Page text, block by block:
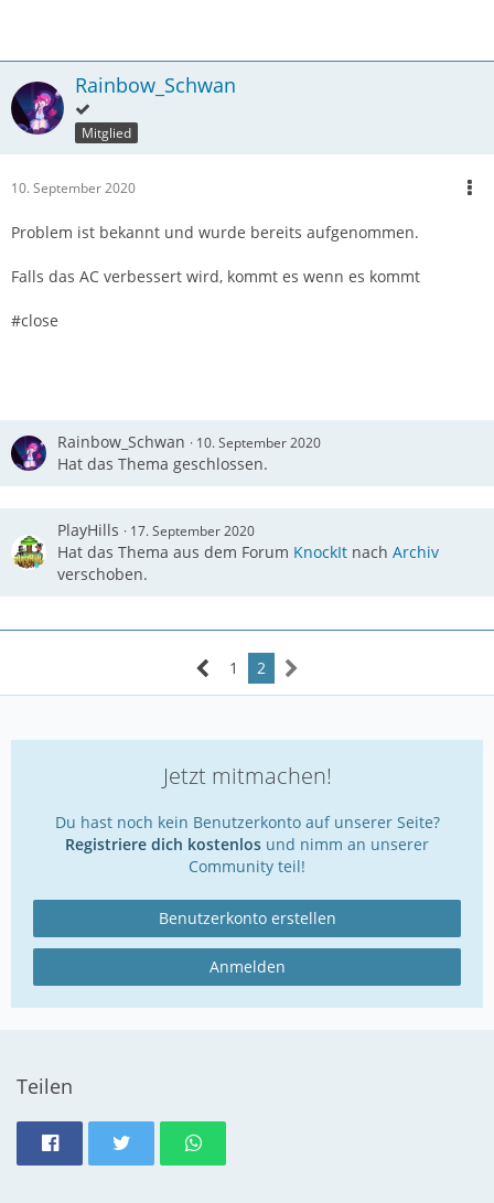
Rainbow_Schwan
Mitglied
10. September 2020
Problem ist bekannt und wurde bereits aufgenommen.
Falls das AC verbessert wird, kommt es wenn es kommt
#close
Rainbow_Schwan 10. September 2020
Hat das Thema geschlossen.
PlayHills 17. September 2020
Hat das Thema aus dem Forum KnockIt nach Archiv
verschoben.
1 2
Jetzt mitmachen!
Du hast noch kein Benutzerkonto auf unserer Seite?
Registriere dich kostenlos und nimm an unserer
Community teil!
Benutzerkonto erstellen
Anmelden
Teilen